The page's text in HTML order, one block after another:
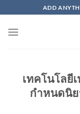
to
content
ADD
เทคโนโลยี
กำหนดนิย